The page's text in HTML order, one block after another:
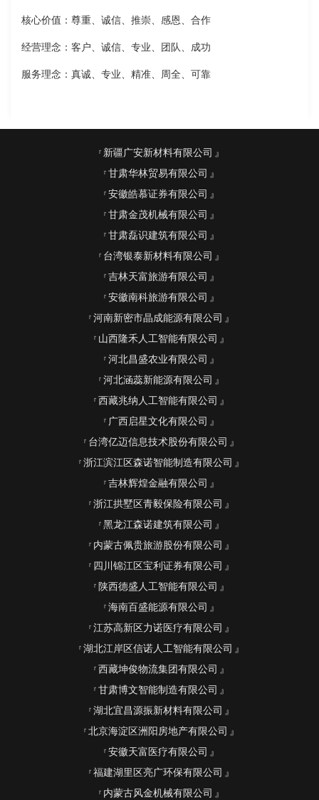
核心价值：尊重、诚信、推崇、感恩、合作
经营理念：客户、诚信、专业、团队、成功
服务理念：真诚、专业、精准、周全、可靠
新疆广安新材料有限公司
甘肃华林贸易有限公司
安徽皓慕证券有限公司
甘肃金茂机械有限公司
甘肃磊识建筑有限公司
台湾银泰新材料有限公司
吉林天富旅游有限公司
安徽南科旅游有限公司
河南新密市晶成能源有限公司
山西隆禾人工智能有限公司
河北昌盛农业有限公司
河北涵蕊新能源有限公司
西藏兆纳人工智能有限公司
广西启星文化有限公司
台湾亿迈信息技术股份有限公司
浙江滨江区森诺智能制造有限公司
吉林辉煌金融有限公司
浙江拱墅区青毅保险有限公司
黑龙江森诺建筑有限公司
内蒙古佩贵旅游股份有限公司
四川锦江区宝利证券有限公司
陕西德盛人工智能有限公司
海南百盛能源有限公司
江苏高新区力诺医疗有限公司
湖北江岸区信诺人工智能有限公司
西藏坤俊物流集团有限公司
甘肃博文智能制造有限公司
湖北宜昌源振新材料有限公司
北京海淀区洲阳房地产有限公司
安徽天富医疗有限公司
福建湖里区亮广环保有限公司
内蒙古风金机械有限公司